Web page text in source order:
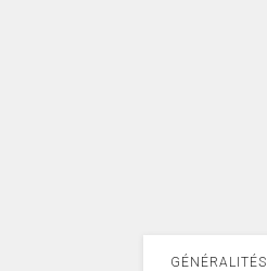
GÉNÉRALITÉS